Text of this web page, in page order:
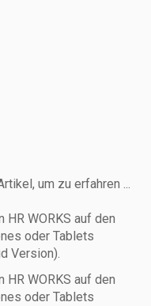
um zu erfahren ...
HR WORKS auf den
oder Tablets
Version).
HR WORKS auf den
oder Tablets